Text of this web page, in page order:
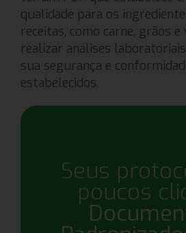
qualidade para os
receitas, como carne, grãos e
realizar análises
sua segurança e
estabelecidos.
Seus
poucos